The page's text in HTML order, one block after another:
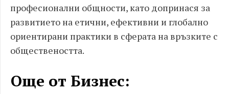
професионални общности, като допринася за
развитието на етични, ефективни и глобално
ориентирани практики в сферата на връзките с
обществеността.
Още от Бизнес: